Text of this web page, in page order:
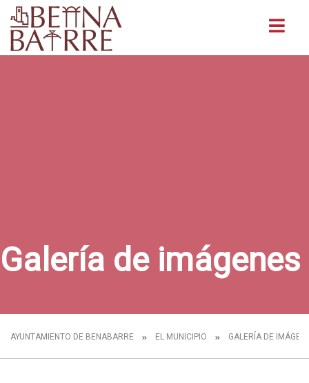
Galería de imágenes
AYUNTAMIENTO DE BENABARRE EL MUNICIPIO GALERÍA DE